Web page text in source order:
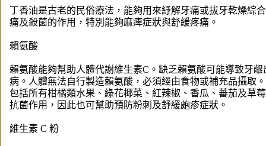
丁香油是古老的民俗療法，能夠用來紓解牙痛或拔牙乾燥綜
痛及殺菌的作用，特別能夠麻痺症狀與舒緩疼痛。
賴氨酸
賴氨酸能夠幫助人體代謝維生素C。缺乏賴氨酸可能導致牙
病。人體無法自行製造賴氨酸，必須經由食物或補充品攝取
包括所有柑橘類水果、綠花椰菜、紅辣椒、香瓜、蕃茄及草
抗菌作用，因此也可幫助預防粉刺及舒緩皰疹症狀。
維生素 C 粉